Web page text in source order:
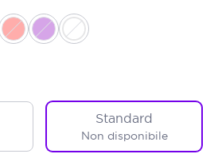
Standard
Non disponibile